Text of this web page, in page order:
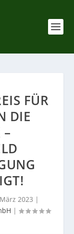
FÜR
DIE
–
2023 |
|